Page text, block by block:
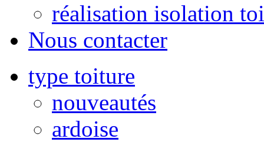
réalisation isolation
Nous contacter
type toiture
nouveautés
ardoise